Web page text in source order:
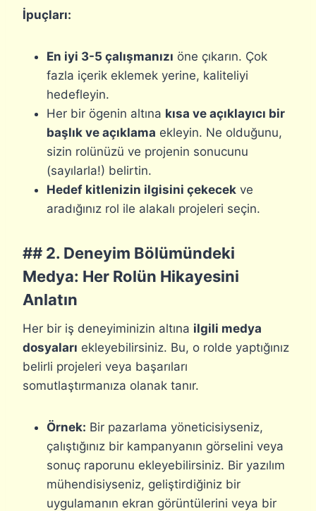
İpuçları:
En iyi 3-5 çalışmanızı öne çıkarın. Çok
fazla içerik eklemek yerine, kaliteliyi
hedefleyin.
Her bir ögenin altına kısa ve açıklayıcı bir
başlık ve açıklama ekleyin. Ne olduğunu,
sizin rolünüzü ve projenin sonucunu
(sayılarla!) belirtin.
Hedef kitlenizin ilgisini çekecek ve
aradığınız rol ile alakalı projeleri seçin.
## 2. Deneyim Bölümündeki
Medya: Her Rolün Hikayesini
Anlatın
Her bir iş deneyiminizin altına ilgili medya
dosyaları ekleyebilirsiniz. Bu, o rolde yaptığınız
belirli projeleri veya başarıları
somutlaştırmanıza olanak tanır.
Örnek: Bir pazarlama yöneticisiyseniz,
çalıştığınız bir kampanyanın görselini veya
sonuç raporunu ekleyebilirsiniz. Bir yazılım
mühendisiyseniz, geliştirdiğiniz bir
uygulamanın ekran görüntülerini veya bir